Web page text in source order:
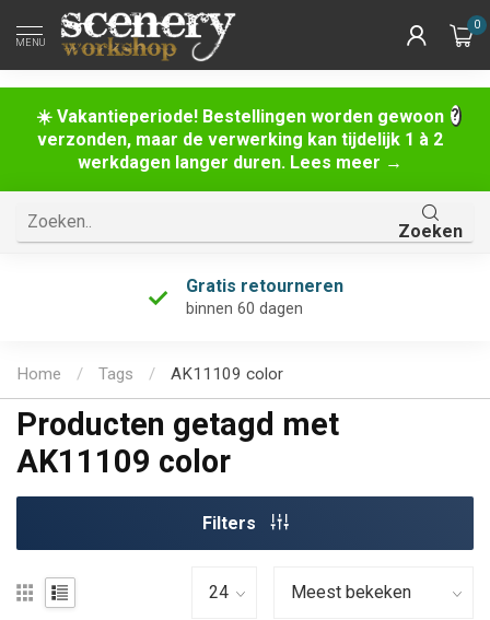
☀️ Vakantieperiode! Bestellingen worden gewoon
verzonden, maar de verwerking kan tijdelijk 1 à 2
werkdagen langer duren. Lees meer →
MENU
0
Zoeken
Gratis retourneren
binnen 60 dagen
Home / Tags / AK11109 color
Producten getagd met
AK11109 color
Filters